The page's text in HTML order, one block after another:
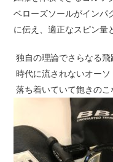
ベローズソールがインパ
に伝え、適正なスピン量
独自の理論でさらなる
時代に流されないオー
落ち着いていて飽きの